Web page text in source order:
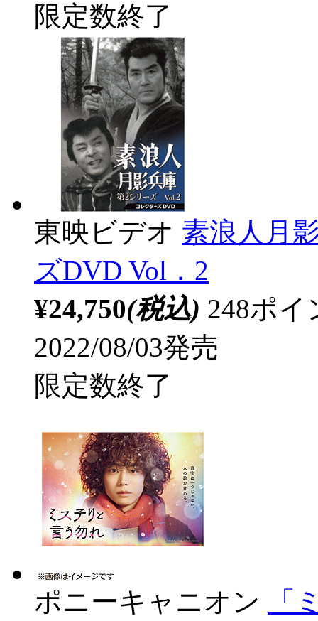
限定数終了
東映ビデオ 素浪人月
ズDVD Vol．2
¥24,750(税込) 248ポ
2022/08/03発売
限定数終了
ポニーキャニオン
「